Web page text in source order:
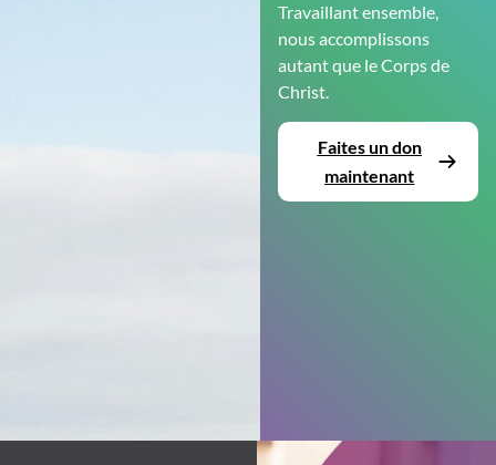
Travaillant ensemble,
nous accomplissons
autant que le Corps de
Christ.
Faites un don
maintenant